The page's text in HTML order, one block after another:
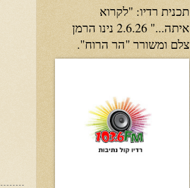
תכנית רדיו: "לקרוא
איתה..." 2.6.26 נינו הרמן
צלם ומשורר "הר הרוח".